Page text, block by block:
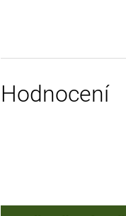
Hodnocení